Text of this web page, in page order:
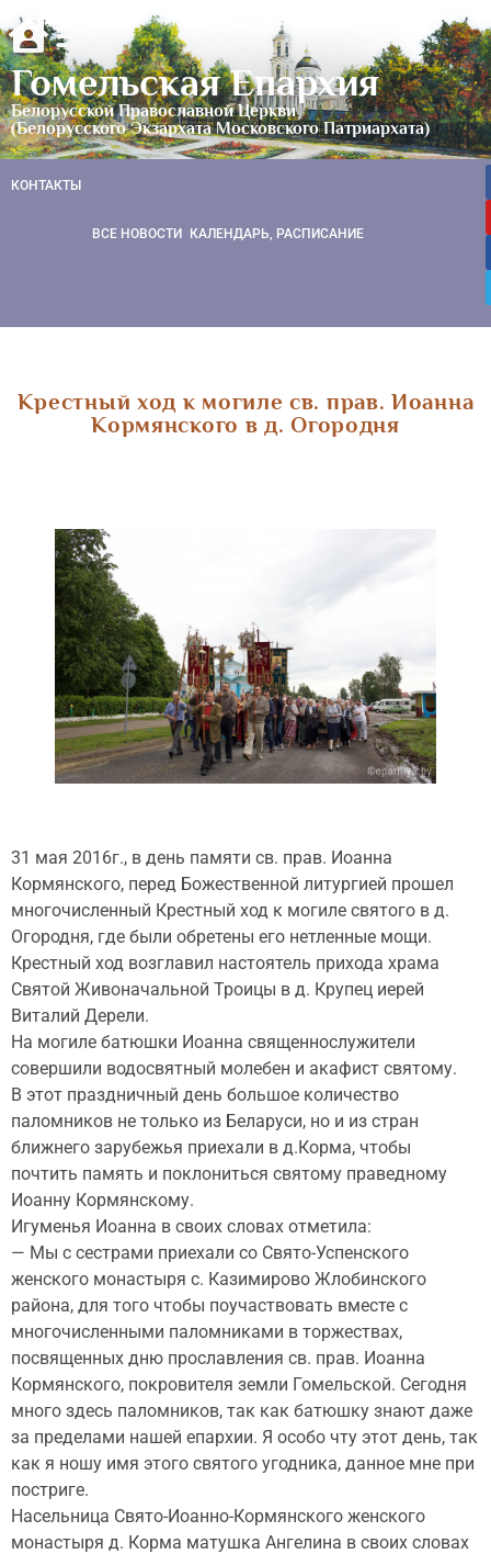
Гомельская Епархия
Белорусской Православной Церкви
(Белорусского Экзархата Московского Патриархата)
КОНТАКТЫ
ВСЕ НОВОСТИ КАЛЕНДАРЬ, РАСПИСАНИЕ
Крестный ход к могиле св. прав. Иоанна
Кормянского в д. Огородня
31 мая 2016г., в день памяти св. прав. Иоанна
Кормянского, перед Божественной литургией прошел
многочисленный Крестный ход к могиле святого в д.
Огородня, где были обретены его нетленные мощи.
Крестный ход возглавил настоятель прихода храма
Святой Живоначальной Троицы в д. Крупец иерей
Виталий Дерели.
На могиле батюшки Иоанна священнослужители
совершили водосвятный молебен и акафист святому.
В этот праздничный день большое количество
паломников не только из Беларуси, но и из стран
ближнего зарубежья приехали в д.Корма, чтобы
почтить память и поклониться святому праведному
Иоанну Кормянскому.
Игуменья Иоанна в своих словах отметила:
— Мы с сестрами приехали со Свято-Успенского
женского монастыря с. Казимирово Жлобинского
района, для того чтобы поучаствовать вместе с
многочисленными паломниками в торжествах,
посвященных дню прославления св. прав. Иоанна
Кормянского, покровителя земли Гомельской. Сегодня
много здесь паломников, так как батюшку знают даже
за пределами нашей епархии. Я особо чту этот день, так
как я ношу имя этого святого угодника, данное мне при
постриге.
Насельница Свято-Иоанно-Кормянского женского
монастыря д. Корма матушка Ангелина в своих словах